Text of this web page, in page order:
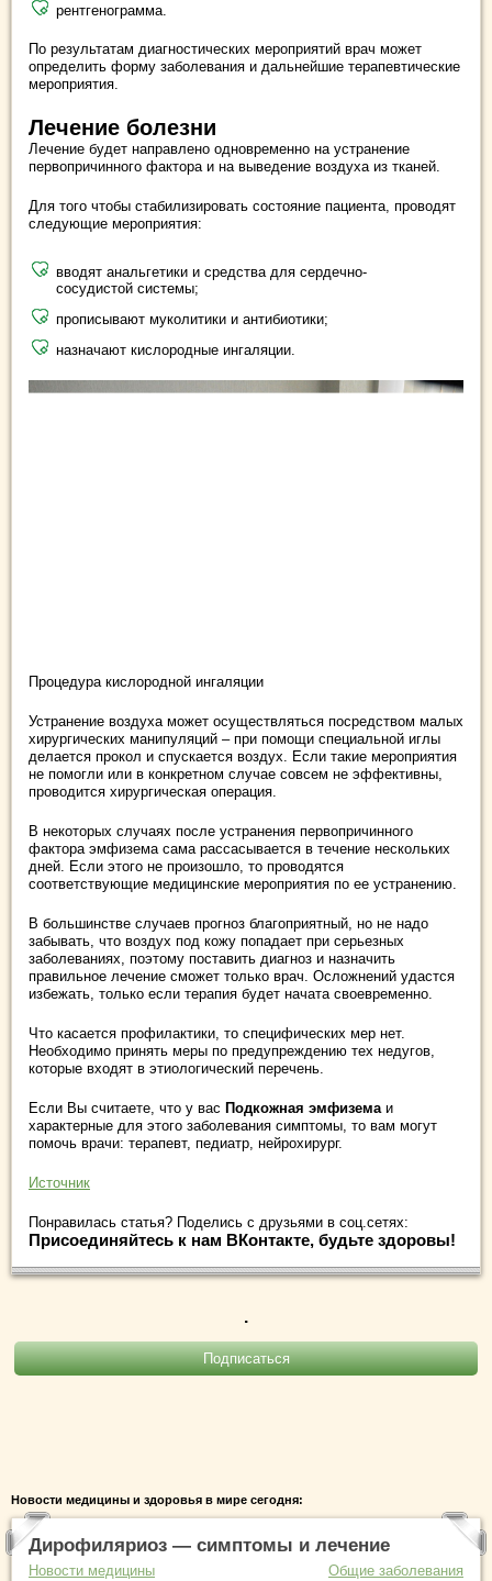
рентгенограмма.
По результатам диагностических мероприятий врач может
определить форму заболевания и дальнейшие терапевтические
мероприятия.
Лечение болезни
Лечение будет направлено одновременно на устранение
первопричинного фактора и на выведение воздуха из тканей.
Для того чтобы стабилизировать состояние пациента, проводят
следующие мероприятия:
вводят анальгетики и средства для сердечно-
сосудистой системы;
прописывают муколитики и антибиотики;
назначают кислородные ингаляции.
Процедура кислородной ингаляции
Устранение воздуха может осуществляться посредством малых
хирургических манипуляций – при помощи специальной иглы
делается прокол и спускается воздух. Если такие мероприятия
не помогли или в конкретном случае совсем не эффективны,
проводится хирургическая операция.
В некоторых случаях после устранения первопричинного
фактора эмфизема сама рассасывается в течение нескольких
дней. Если этого не произошло, то проводятся
соответствующие медицинские мероприятия по ее устранению.
В большинстве случаев прогноз благоприятный, но не надо
забывать, что воздух под кожу попадает при серьезных
заболеваниях, поэтому поставить диагноз и назначить
правильное лечение сможет только врач. Осложнений удастся
избежать, только если терапия будет начата своевременно.
Что касается профилактики, то специфических мер нет.
Необходимо принять меры по предупреждению тех недугов,
которые входят в этиологический перечень.
Если Вы считаете, что у вас Подкожная эмфизема и
характерные для этого заболевания симптомы, то вам могут
помочь врачи: терапевт, педиатр, нейрохирург.
Источник
Понравилась статья? Поделись с друзьями в соц.сетях:
Присоединяйтесь к нам ВКонтакте, будьте здоровы!
.
Новости медицины и здоровья в мире сегодня:
Дирофиляриоз — симптомы и лечение
Новости медицины Общие заболевания